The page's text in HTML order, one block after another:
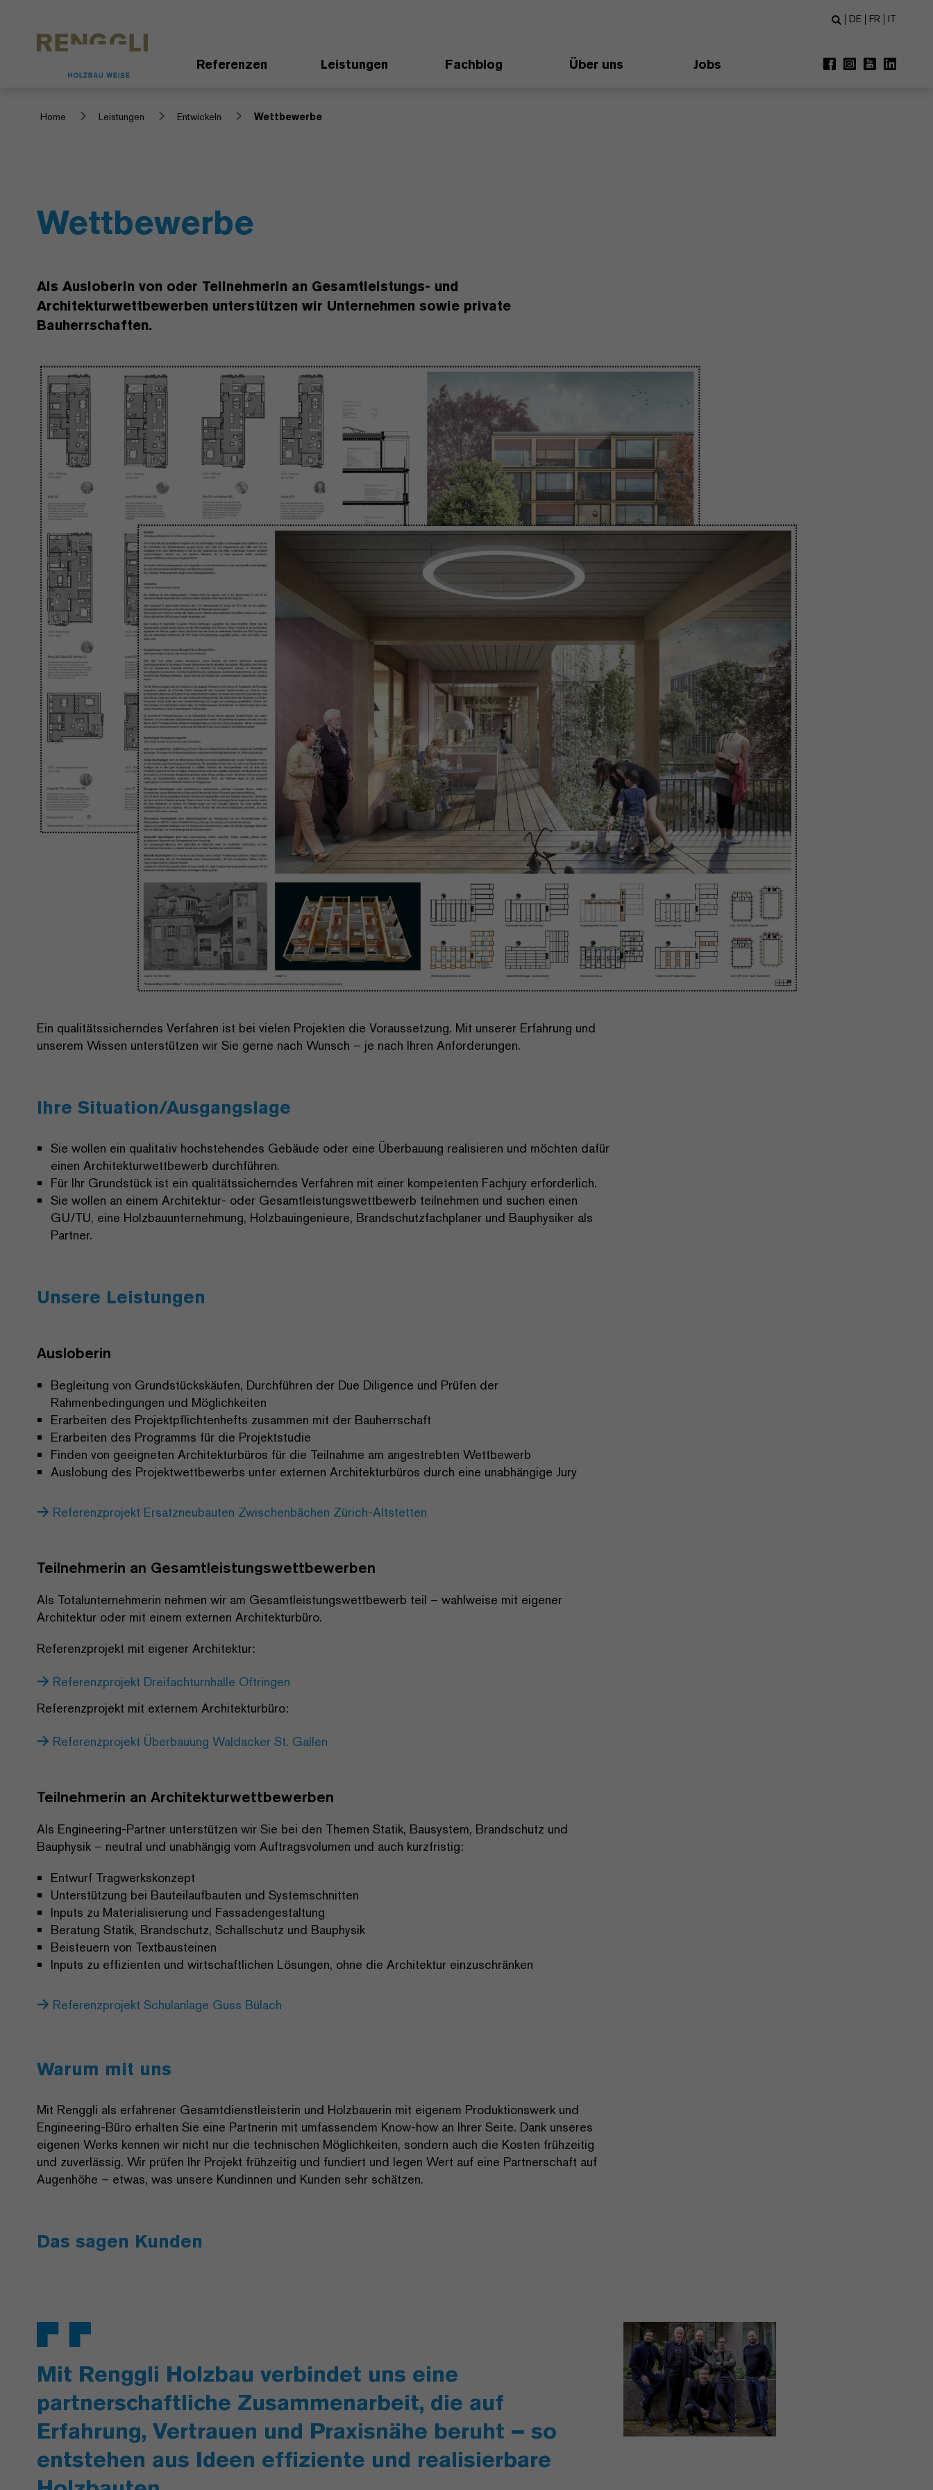
Referenzen Leistungen Fachblog Über uns Jobs
DE FR IT
Home Leistungen Entwickeln Wettbewerbe
Wettbewerbe
Als Ausloberin von oder Teilnehmerin an Gesamtleistungs- und
Architekturwettbewerben unterstützen wir Unternehmen sowie private
Bauherrschaften.
Ein qualitätssicherndes Verfahren ist bei vielen Projekten die Voraussetzung. Mit unserer Erfahrung und
unserem Wissen unterstützen wir Sie gerne nach Wunsch – je nach Ihren Anforderungen.
Ihre Situation/Ausgangslage
Sie wollen ein qualitativ hochstehendes Gebäude oder eine Überbauung realisieren und möchten dafür
einen Architekturwettbewerb durchführen.
Für Ihr Grundstück ist ein qualitätssicherndes Verfahren mit einer kompetenten Fachjury erforderlich.
Sie wollen an einem Architektur- oder Gesamtleistungswettbewerb teilnehmen und suchen einen
GU/TU, eine Holzbauunternehmung, Holzbauingenieure, Brandschutzfachplaner und Bauphysiker als
Partner.
Unsere Leistungen
Ausloberin
Begleitung von Grundstückskäufen, Durchführen der Due Diligence und Prüfen der
Rahmenbedingungen und Möglichkeiten
Erarbeiten des Projektpflichtenhefts zusammen mit der Bauherrschaft
Erarbeiten des Programms für die Projektstudie
Finden von geeigneten Architekturbüros für die Teilnahme am angestrebten Wettbewerb
Auslobung des Projektwettbewerbs unter externen Architekturbüros durch eine unabhängige Jury
Referenzprojekt Ersatzneubauten Zwischenbächen Zürich-Altstetten
Teilnehmerin an Gesamtleistungswettbewerben
Als Totalunternehmerin nehmen wir am Gesamtleistungswettbewerb teil – wahlweise mit eigener
Architektur oder mit einem externen Architekturbüro.
Referenzprojekt mit eigener Architektur:
Referenzprojekt Dreifachturnhalle Oftringen
Referenzprojekt mit externem Architekturbüro:
Referenzprojekt Überbauung Waldacker St. Gallen
Teilnehmerin an Architekturwettbewerben
Als Engineering-Partner unterstützen wir Sie bei den Themen Statik, Bausystem, Brandschutz und
Bauphysik – neutral und unabhängig vom Auftragsvolumen und auch kurzfristig:
Entwurf Tragwerkskonzept
Unterstützung bei Bauteilaufbauten und Systemschnitten
Inputs zu Materialisierung und Fassadengestaltung
Beratung Statik, Brandschutz, Schallschutz und Bauphysik
Beisteuern von Textbausteinen
Inputs zu effizienten und wirtschaftlichen Lösungen, ohne die Architektur einzuschränken
Referenzprojekt Schulanlage Guss Bülach
Warum mit uns
Mit Renggli als erfahrener Gesamtdienstleisterin und Holzbauerin mit eigenem Produktionswerk und
Engineering-Büro erhalten Sie eine Partnerin mit umfassendem Know-how an Ihrer Seite. Dank unseres
eigenen Werks kennen wir nicht nur die technischen Möglichkeiten, sondern auch die Kosten frühzeitig
und zuverlässig. Wir prüfen Ihr Projekt frühzeitig und fundiert und legen Wert auf eine Partnerschaft auf
Augenhöhe – etwas, was unsere Kundinnen und Kunden sehr schätzen.
Das sagen Kunden
Mit Renggli Holzbau verbindet uns eine
partnerschaftliche Zusammenarbeit, die auf
Erfahrung, Vertrauen und Praxisnähe beruht – so
entstehen aus Ideen effiziente und realisierbare